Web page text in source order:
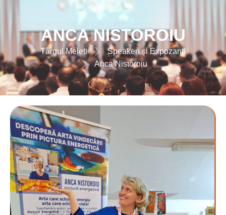
ANCA NISTOROIU
Târgul Meleti
Speakeri și Expozanți
Anca Nistoroiu